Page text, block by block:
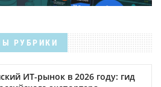
РУБРИКИ
ИТ-рынок в 2026 году: гид